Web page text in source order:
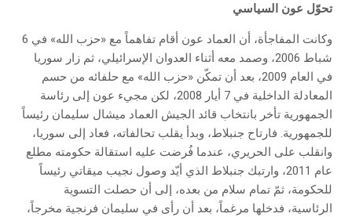
تحوّل عون السياسي
وكانت المفاجأة، أن العماد عون أقام تفاهماً مع «حزب الله» في 6
شباط 2006، وصمد معه أثناء العدوان الإسرائيلي، ثم زار سوريا
في العام 2009، بعد أن تمكّن «حزب الله» مع حلفائه من حسم
المعادلة الداخلية في 7 أيار 2008، لكن مجيء عون إلى رئاسة
الجمهورية تأخر بانتخاب قائد الجيش العماد ميشال سليمان رئيساً
للجمهورية. فارتاح جنبلاط، وبدأ يقلب تحالفاته، فعاد إلى سوريا،
وانقلب على الحريري، عندما فُرضت عليه استقالة حكومته مطلع
عام 2011، وارتبك جنبلاط الذي أيّد وصول نجيب ميقاتي رئيساً
للحكومة، ثمّ تمام سلام من بعده، إلى أن حصلت التسوية
الرئاسية، فدخلها مرغماً، بعد أن رأى في سليمان فرنجية مخرجاً،